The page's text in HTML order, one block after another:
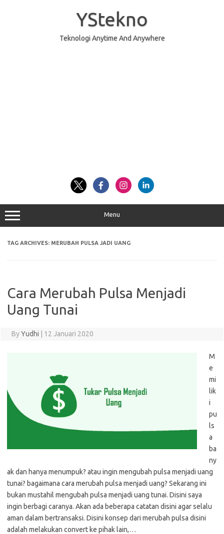
YStekno
Teknologi Anytime And Anywhere
Menu
TAG ARCHIVES: MERUBAH PULSA JADI UANG
Cara Merubah Pulsa Menjadi
Uang Tunai
ByYudhi 12 Januari 2020
M
e
mi
lik
i
pu
ls
a
ba
ny
ak dan hanya menumpuk? atau ingin mengubah pulsa menjadi uang
tunai? bagaimana cara merubah pulsa menjadi uang? Sekarang ini
bukan mustahil mengubah pulsa menjadi uang tunai. Disini saya
ingin berbagi caranya. Akan ada beberapa catatan disini agar selalu
aman dalam bertransaksi. Disini konsep dari merubah pulsa disini
adalah melakukan convert ke pihak lain,…